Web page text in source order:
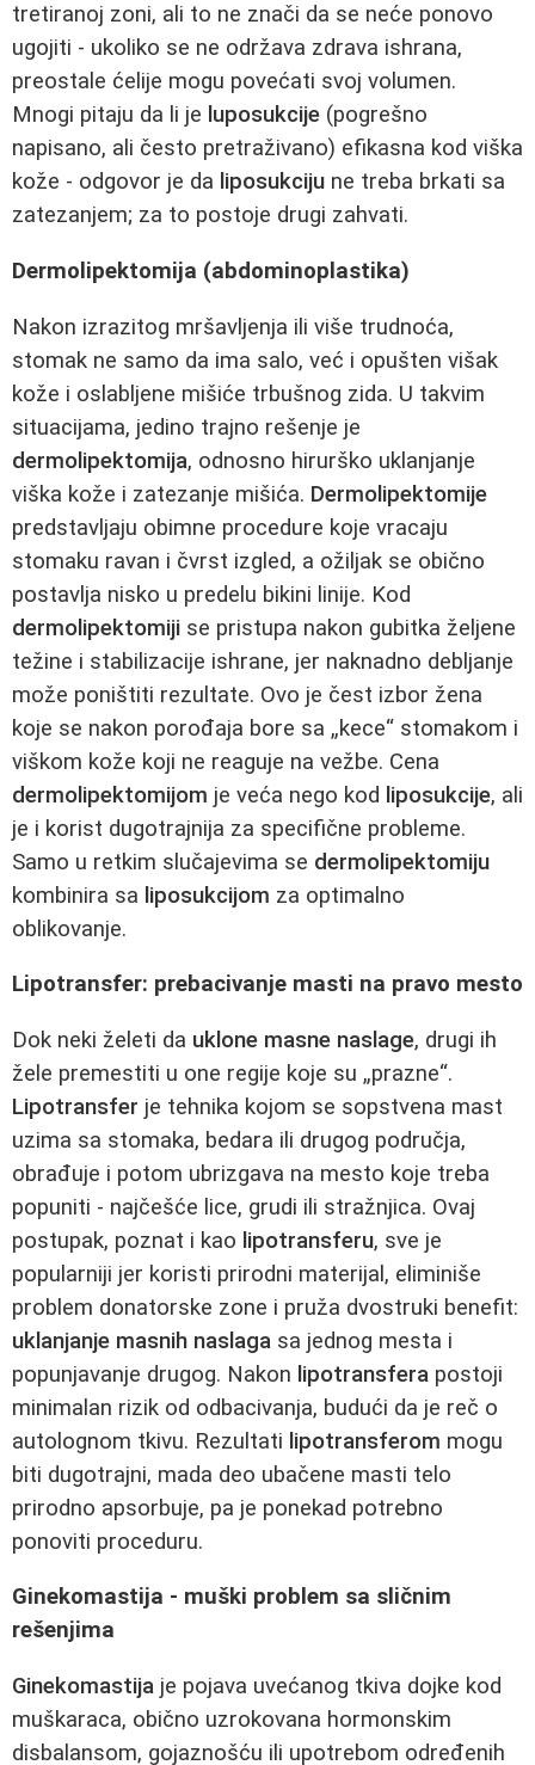
tretiranoj zoni, ali to ne znači da se neće ponovo
ugojiti - ukoliko se ne održava zdrava ishrana,
preostale ćelije mogu povećati svoj volumen.
Mnogi pitaju da li je luposukcije (pogrešno
napisano, ali često pretraživano) efikasna kod viška
kože - odgovor je da liposukciju ne treba brkati sa
zatezanjem; za to postoje drugi zahvati.
Dermolipektomija (abdominoplastika)
Nakon izrazitog mršavljenja ili više trudnoća,
stomak ne samo da ima salo, već i opušten višak
kože i oslabljene mišiće trbušnog zida. U takvim
situacijama, jedino trajno rešenje je
dermolipektomija, odnosno hirurško uklanjanje
viška kože i zatezanje mišića. Dermolipektomije
predstavljaju obimne procedure koje vracaju
stomaku ravan i čvrst izgled, a ožiljak se obično
postavlja nisko u predelu bikini linije. Kod
dermolipektomiji se pristupa nakon gubitka željene
težine i stabilizacije ishrane, jer naknadno debljanje
može poništiti rezultate. Ovo je čest izbor žena
koje se nakon porođaja bore sa „kece“ stomakom i
viškom kože koji ne reaguje na vežbe. Cena
dermolipektomijom je veća nego kod liposukcije, ali
je i korist dugotrajnija za specifične probleme.
Samo u retkim slučajevima se dermolipektomiju
kombinira sa liposukcijom za optimalno
oblikovanje.
Lipotransfer: prebacivanje masti na pravo mesto
Dok neki želeti da uklone masne naslage, drugi ih
žele premestiti u one regije koje su „prazne“.
Lipotransfer je tehnika kojom se sopstvena mast
uzima sa stomaka, bedara ili drugog područja,
obrađuje i potom ubrizgava na mesto koje treba
popuniti - najčešće lice, grudi ili stražnjica. Ovaj
postupak, poznat i kao lipotransferu, sve je
popularniji jer koristi prirodni materijal, eliminiše
problem donatorske zone i pruža dvostruki benefit:
uklanjanje masnih naslaga sa jednog mesta i
popunjavanje drugog. Nakon lipotransfera postoji
minimalan rizik od odbacivanja, budući da je reč o
autolognom tkivu. Rezultati lipotransferom mogu
biti dugotrajni, mada deo ubačene masti telo
prirodno apsorbuje, pa je ponekad potrebno
ponoviti proceduru.
Ginekomastija - muški problem sa sličnim
rešenjima
Ginekomastija je pojava uvećanog tkiva dojke kod
muškaraca, obično uzrokovana hormonskim
disbalansom, gojaznošću ili upotrebom određenih